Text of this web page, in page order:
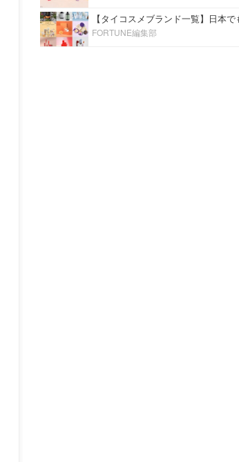
FORTUNE編集部